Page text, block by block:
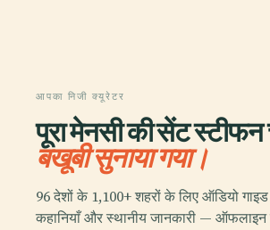
आपका निजी क्यूरेटर
पूरा मेनसी की सेंट स्टीफन
बखूबी सुनाया गया।
96 देशों के 1,100+ शहरों के लिए ऑडियो
कहानियाँ और स्थानीय जानकारी — ऑफलाइन